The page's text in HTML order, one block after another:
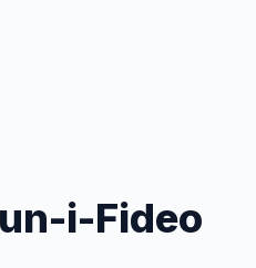
i-Fideo